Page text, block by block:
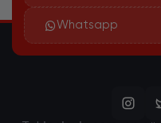
ve davranışları,
sayesinde detaylı
olmak ve kitleleri
Whatsapp